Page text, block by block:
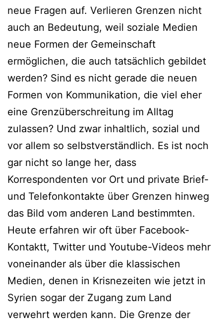
neue Fragen auf. Verlieren Grenzen nicht
auch an Bedeutung, weil soziale Medien
neue Formen der Gemeinschaft
ermöglichen, die auch tatsächlich gebildet
werden? Sind es nicht gerade die neuen
Formen von Kommunikation, die viel eher
eine Grenzüberschreitung im Alltag
zulassen? Und zwar inhaltlich, sozial und
vor allem so selbstverständlich. Es ist noch
gar nicht so lange her, dass
Korrespondenten vor Ort und private Brief-
und Telefonkontakte über Grenzen hinweg
das Bild vom anderen Land bestimmten.
Heute erfahren wir oft über Facebook-
Kontaktt, Twitter und Youtube-Videos mehr
voneinander als über die klassischen
Medien, denen in Krisnezeiten wie jetzt in
Syrien sogar der Zugang zum Land
verwehrt werden kann. Die Grenze der